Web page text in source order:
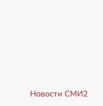
Новости СМИ2